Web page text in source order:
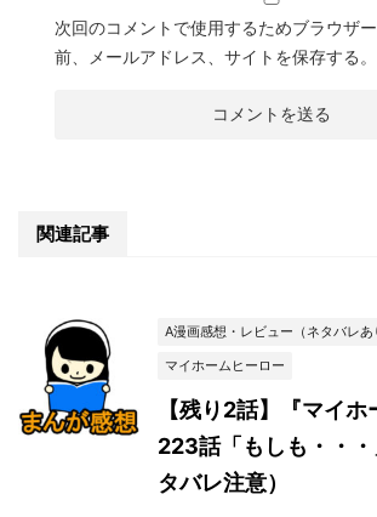
次回のコメントで使用するためブラウザ
前、メールアドレス、サイトを保存する。
関連記事
A漫画感想・レビュー（ネタバレあ
マイホームヒーロー
【残り2話】『マイホ
223話「もしも・・
タバレ注意）